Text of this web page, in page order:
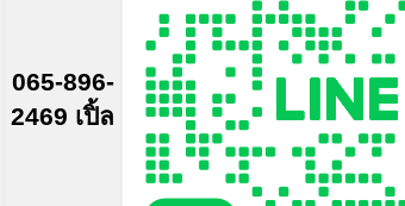
065-896-
2469 เปิ้ล